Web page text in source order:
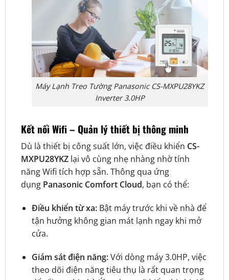
Máy Lạnh Treo Tường Panasonic CS-MXPU28YKZ
Inverter 3.0HP
Kết nối Wifi – Quản lý thiết bị thông minh
Dù là thiết bị công suất lớn, việc điều khiển CS-
MXPU28YKZlại vô cùng nhẹ nhàng nhờ tính
năng Wifi tích hợp sẵn. Thông qua ứng
dụng Panasonic Comfort Cloud, bạn có thể:
Điều khiển từ xa:Bật máy trước khi về nhà để
tận hưởng không gian mát lạnh ngay khi mở
cửa.
Giám sát điện năng:Với dòng máy 3.0HP, việc
theo dõi điện năng tiêu thụ là rất quan trọng